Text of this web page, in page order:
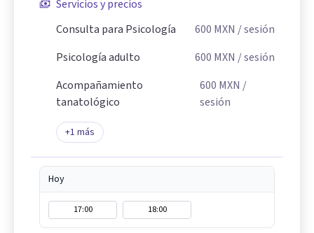
Servicios y precios
Consulta para Psicología
600 MXN / sesión
Psicología adulto
600 MXN / sesión
Acompañamiento
tanatológico
600 MXN /
sesión
+1 más
Hoy
17:00 18:00